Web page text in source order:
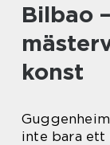
Bilbao
konst
inte bara